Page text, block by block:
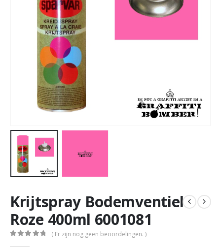
Krijtspray Bodemventiel
Roze 400ml 6001081
( Er zijn nog geen beoordelingen. )